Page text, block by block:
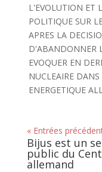
L'EVOLUTION ET
POLITIQUE SUR
APRES LA
D'ABANDONNER
EVOQUER EN
NUCLEAIRE
ENERGETIQUE
« Entrées
Bijus est un
public du
allemand